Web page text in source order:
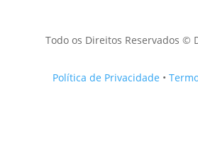
Todo os Direitos Reservados ©
Política de Privacidade •